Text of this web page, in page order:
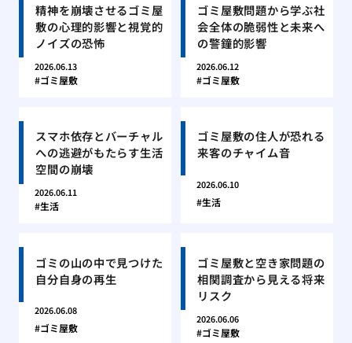
精神を崩壊させるゴミ屋
敷の心理的影響と視覚的
ノイズの恐怖
2026.06.13
ゴミ屋敷
ゴミ屋敷問題から学ぶ社
会全体の脆弱性と未来へ
の警鐘的影響
2026.06.12
ゴミ屋敷
スマホ依存とバーチャル
への逃避がもたらす生活
空間の崩壊
2026.06.11
生活
ゴミ屋敷の住人が恐れる
来客のチャイム音
2026.06.10
生活
ゴミの山の中で見つけた
自分自身の再生
2026.06.08
ゴミ屋敷
ゴミ屋敷と空き家問題の
相関調査から見える将来
リスク
2026.06.06
ゴミ屋敷